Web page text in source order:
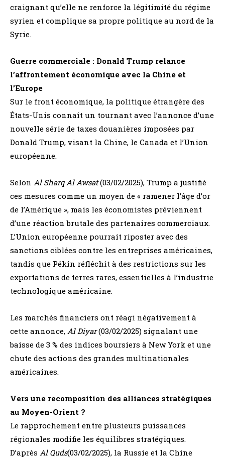
craignant qu’elle ne renforce la légitimité du régime
syrien et complique sa propre politique au nord de la
Syrie.
Guerre commerciale : Donald Trump relance
l’affrontement économique avec la Chine et
l’Europe
Sur le front économique, la politique étrangère des
États-Unis connaît un tournant avec l’annonce d’une
nouvelle série de taxes douanières imposées par
Donald Trump, visant la Chine, le Canada et l’Union
européenne.
Selon Al Sharq Al Awsat(03/02/2025), Trump a justifié
ces mesures comme un moyen de « ramener l’âge d’or
de l’Amérique », mais les économistes préviennent
d’une réaction brutale des partenaires commerciaux.
L’Union européenne pourrait riposter avec des
sanctions ciblées contre les entreprises américaines,
tandis que Pékin réfléchit à des restrictions sur les
exportations de terres rares, essentielles à l’industrie
technologique américaine.
Les marchés financiers ont réagi négativement à
cette annonce, Al Diyar(03/02/2025) signalant une
baisse de 3 % des indices boursiers à New York et une
chute des actions des grandes multinationales
américaines.
Vers une recomposition des alliances stratégiques
au Moyen-Orient ?
Le rapprochement entre plusieurs puissances
régionales modifie les équilibres stratégiques.
D’après Al Quds(03/02/2025), la Russie et la Chine